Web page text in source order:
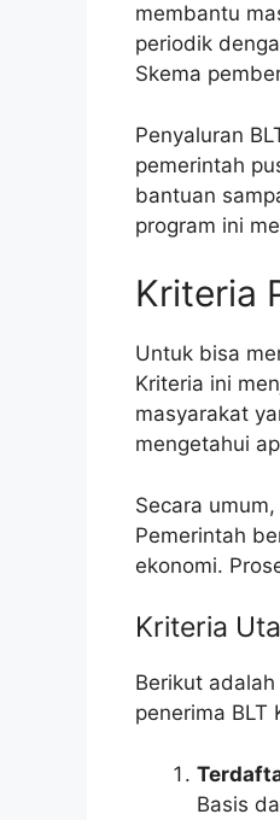
membantu
periodik
Skema
Penyaluran
pemerintah
bantuan
program ini
Kriteria
Untuk bisa
Kriteria ini
masyarakat
mengetahui
Secara
Pemerintah
ekonomi.
Kriteria
Berikut
penerima BLT
Basis